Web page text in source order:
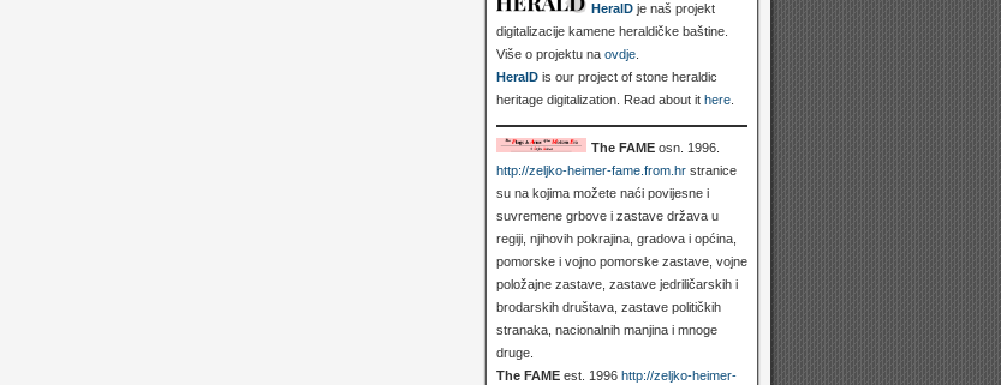
HeralDje naš projekt
digitalizacije kamene heraldičke baštine.
Više o projektu na ovdje.
HeralDis our project of stone heraldic
heritage digitalization. Read about it here.
The FAMEosn. 1996.
http://zeljko-heimer-fame.from.hrstranice
su na kojima možete naći povijesne i
suvremene grbove i zastave država u
regiji, njihovih pokrajina, gradova i općina,
pomorske i vojno pomorske zastave, vojne
položajne zastave, zastave jedriličarskih i
brodarskih društava, zastave političkih
stranaka, nacionalnih manjina i mnoge
druge.
The FAMEest. 1996 http://zeljko-heimer-